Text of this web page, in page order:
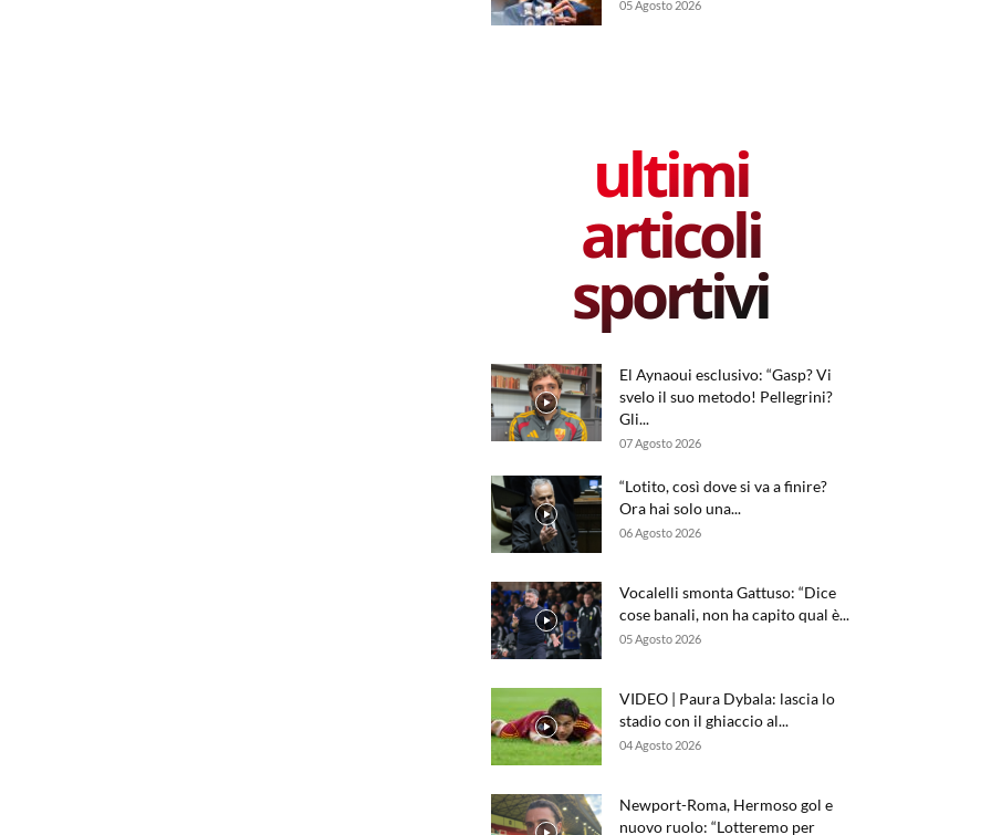
05 Agosto 2026
ultimi
articoli
sportivi
El Aynaoui esclusivo: “Gasp? Vi
svelo il suo metodo! Pellegrini?
Gli...
07 Agosto 2026
“Lotito, così dove si va a finire?
Ora hai solo una...
06 Agosto 2026
Vocalelli smonta Gattuso: “Dice
cose banali, non ha capito qual è...
05 Agosto 2026
VIDEO | Paura Dybala: lascia lo
stadio con il ghiaccio al...
04 Agosto 2026
Newport-Roma, Hermoso gol e
nuovo ruolo: “Lotteremo per